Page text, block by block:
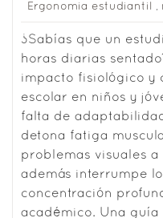
Ergonomia estudiantil
,
¿Sabías que un
horas diarias
impacto fisiológico y
escolar en niños y
falta de
detona fatiga
problemas visuales
además interrumpe
concentración
académico. Una